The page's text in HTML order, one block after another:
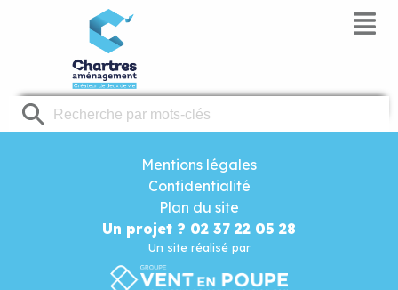
Mentions légales
Confidentialité
Plan du site
Un projet ? 02 37 22 05 28
Un site réalisé par
Panneau de gestion des cookies